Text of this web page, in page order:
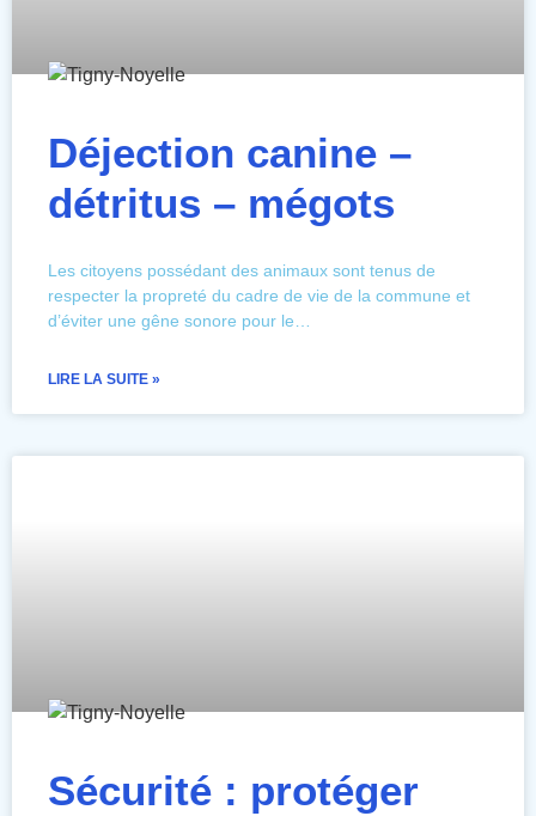
Déjection canine –
détritus – mégots
Les citoyens possédant des animaux sont tenus de
respecter la propreté du cadre de vie de la commune et
d’éviter une gêne sonore pour le…
LIRE LA SUITE »
Sécurité : protéger